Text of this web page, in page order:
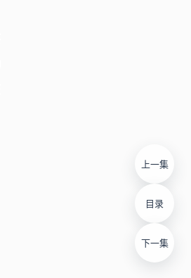
上一集
目录
下一集